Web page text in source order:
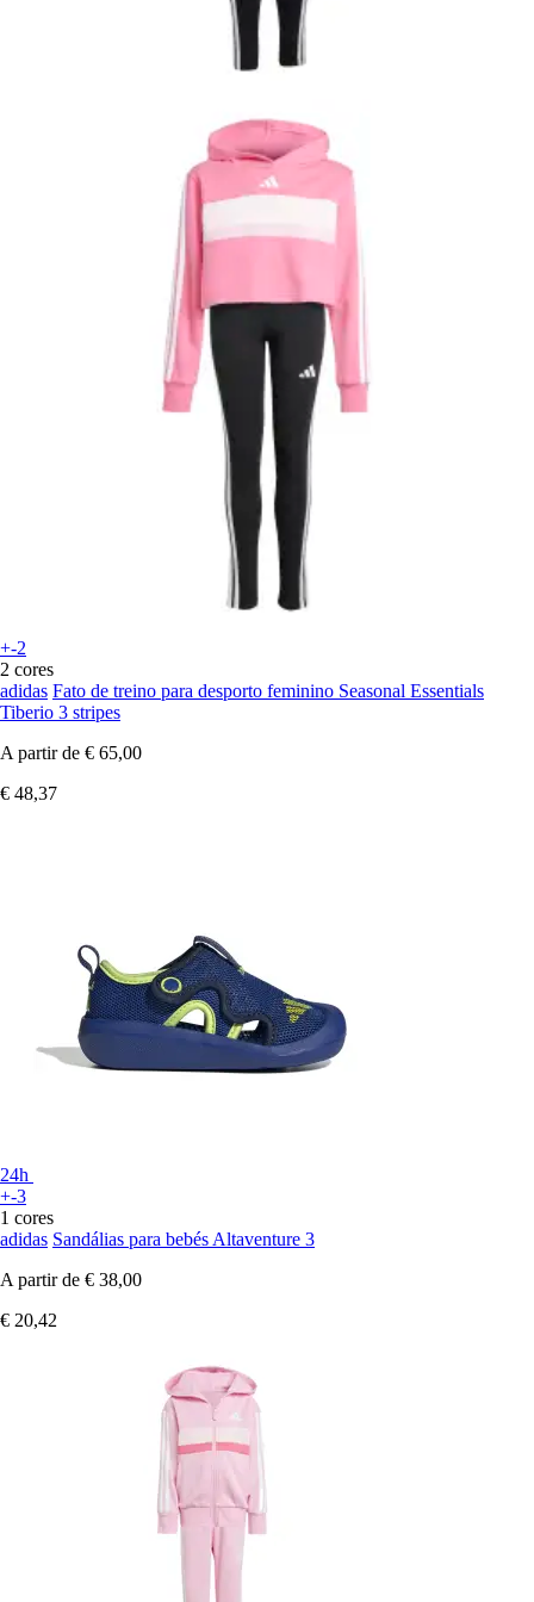
+-2
2 cores
adidas Fato de treino para desporto feminino Seasonal Essentials
Tiberio 3 stripes
A partir de € 65,00
€ 48,37
24h
+-3
1 cores
adidas Sandálias para bebés Altaventure 3
A partir de € 38,00
€ 20,42